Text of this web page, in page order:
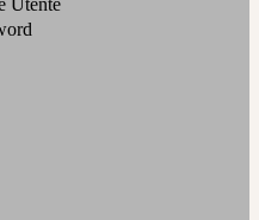
Utente